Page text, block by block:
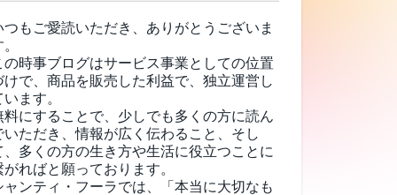
つもご愛読いただき、ありがとうございま
の時事ブログはサービス事業としての位置
けで、商品を販売した利益で、独立運営し
います。
料にすることで、少しでも多くの方に読ん
いただき、情報が広く伝わること、そし
多くの方の生き方や生活に役立つことに
がればと願っております。
ャンティ・フーラでは、「本当に大切なも